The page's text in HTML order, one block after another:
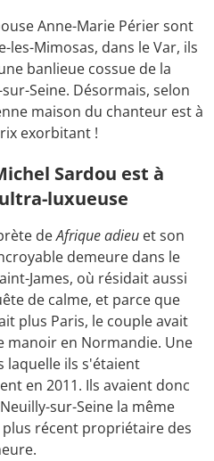
Anne-Marie Périer sont
Mimosas, dans le Var, ils
banlieue cossue de la
Seine. Désormais, selon
maison du chanteur est à
exorbitant !
Sardou est à
luxueuse
deAfrique adieu et son
demeure dans le
James, où résidait aussi
de calme, et parce que
plus Paris, le couple avait
manoir en Normandie. Une
laquelle ils s'étaient
en 2011. Ils avaient donc
sur-Seine la même
récent propriétaire des